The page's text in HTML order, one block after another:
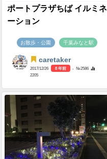
ポートプラザちば イルミネ
ーション
お散歩・公園 千葉みなと駅
caretaker
2017/12/26 8 年前
- №2586
2205